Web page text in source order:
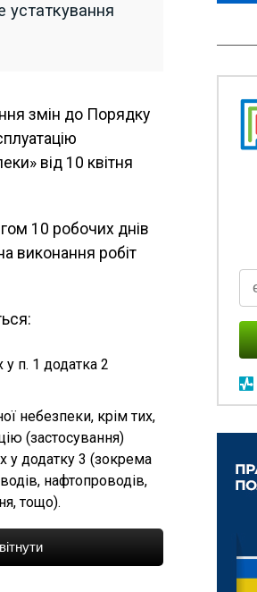
устаткування
змін до Порядку
від 10 квітня
10 робочих днів
виконання робіт
п. 1 додатка 2
небезпеки, крім тих,
(застосування)
у додатку 3 (зокрема
нафтопроводів,
тощо).